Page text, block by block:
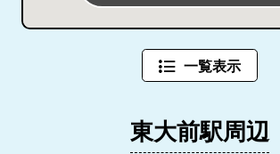
一覧表示
東大前駅周辺